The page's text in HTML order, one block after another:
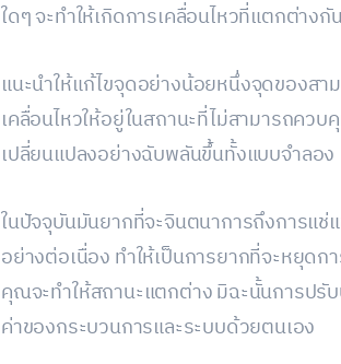
ใดๆ จะทำให้เกิดการเคลื่อนไหวที่แตกต่าง
แนะนำให้แก้ไขจุดอย่างน้อยหนึ่งจุดของส
เคลื่อนไหวให้อยู่ในสถานะที่ไม่สามารถควบ
เปลี่ยนแปลงอย่างฉับพลันขึ้นทั้งแบบจำลอง
ในปัจจุบันมันยากที่จะจินตนาการถึงการแ
อย่างต่อเนื่อง ทำให้เป็นการยากที่จะหยุดก
คุณจะทำให้สถานะแตกต่าง มิฉะนั้นการปรั
ค่าของกระบวนการและระบบด้วยตนเอง